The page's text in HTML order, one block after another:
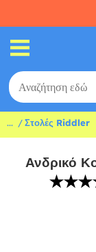
... Στολές Riddler
Ανδρικό